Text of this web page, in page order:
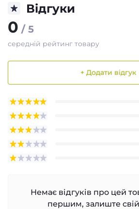
Відгуки
0 / 5
середній рейтинг товару
+ Додати відгук
Немає відгуків про цей
першим, залиште свій